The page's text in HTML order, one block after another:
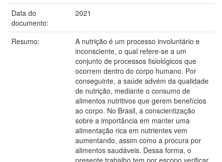
Data do
documento:
2021
Resumo:
A nutrição é um processo involuntário e
inconsciente, o qual refere-se a um
conjunto de processos fisiológicos que
ocorrem dentro do corpo humano. Por
conseguinte, a saúde advém da qualidade
de nutrição, mediante o consumo de
alimentos nutritivos que gerem benefícios
ao corpo. No Brasil, a conscientização
sobre a importância em manter uma
alimentação rica em nutrientes vem
aumentando, assim como a procura por
alimentos saudáveis. Dessa forma, o
presente trabalho tem por escopo verificar